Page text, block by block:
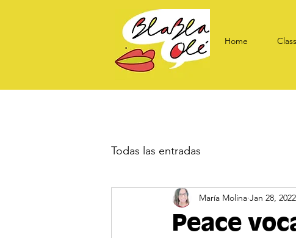
Home
Todas las entradas
Peace
María Molina Jan 28, 2022